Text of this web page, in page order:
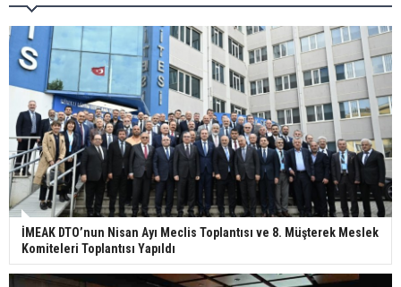
İMEAK DTO’nun Nisan Ayı Meclis Toplantısı ve 8. Müşterek Meslek
Komiteleri Toplantısı Yapıldı